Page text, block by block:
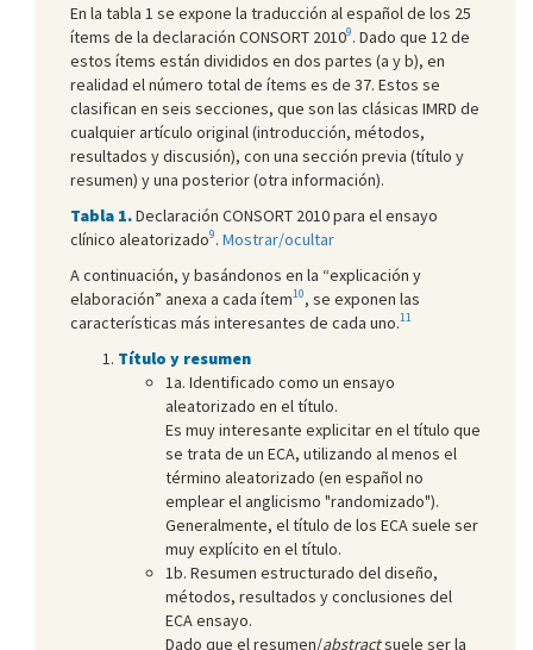
En la tabla 1 se expone la traducción al español de los 25
ítems de la declaración CONSORT 20109. Dado que 12 de
estos ítems están divididos en dos partes (a y b), en
realidad el número total de ítems es de 37. Estos se
clasifican en seis secciones, que son las clásicas IMRD de
cualquier artículo original (introducción, métodos,
resultados y discusión), con una sección previa (título y
resumen) y una posterior (otra información).
Tabla 1.Declaración CONSORT 2010 para el ensayo
clínico aleatorizado9. Mostrar/ocultar
A continuación, y basándonos en la “explicación y
elaboración” anexa a cada ítem10, se exponen las
características más interesantes de cada uno.11
Título y resumen
1a. Identificado como un ensayo
aleatorizado en el título.
Es muy interesante explicitar en el título que
se trata de un ECA, utilizando al menos el
término aleatorizado (en español no
emplear el anglicismo "randomizado").
Generalmente, el título de los ECA suele ser
muy explícito en el título.
1b. Resumen estructurado del diseño,
métodos, resultados y conclusiones del
ECA ensayo.
Dado que el resumen/abstractsuele ser la